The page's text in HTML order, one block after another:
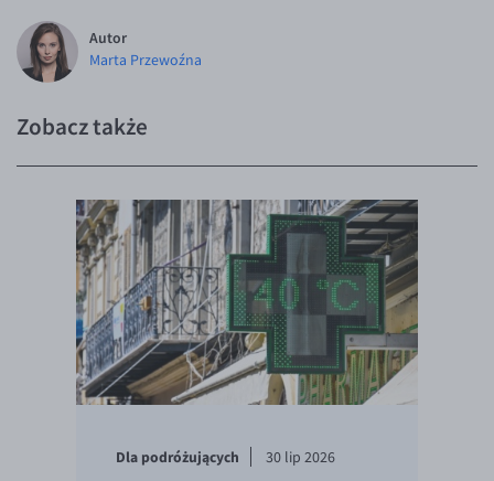
Autor
Marta Przewoźna
Zobacz także
Dla podróżujących 30 lip 2026